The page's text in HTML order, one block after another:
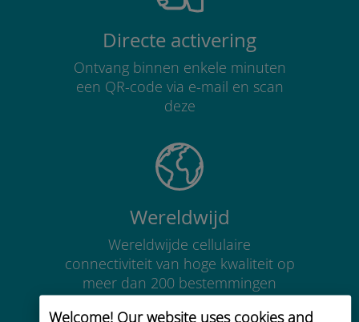
Welcome! Our website uses cookies and
Directe activering
Ontvang binnen enkele minuten
een QR-code via e-mail en scan
deze
Wereldwijd
Wereldwijde cellulaire
connectiviteit van hoge kwaliteit op
meer dan 200 bestemmingen